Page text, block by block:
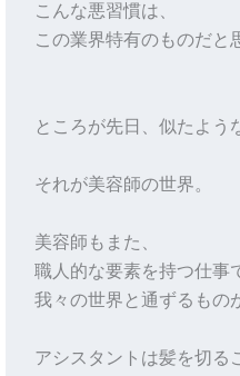
こんな悪習慣は、
この業界特有のものだと
ところが先日、似たよう
それが美容師の世界。
美容師もまた、
職人的な要素を持つ仕事
我々の世界と通ずるもの
アシスタントは髪を切る